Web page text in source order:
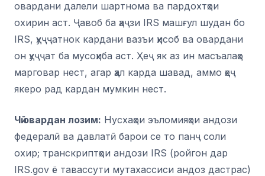
овардани далели шартнома ва пардохтҳои
охирин аст. Ҷавоб ба ҳаҷзи IRS машғул шудан бо
IRS, ҳуҷҷатнок кардани вазъи ҳисоб ва овардани
он ҳуҷҷат ба мусоҳиба аст. Ҳеҷ як аз ин масъалаҳо
марговар нест, агар ҳал карда шавад, аммо ҳеҷ
якеро рад кардан мумкин нест.
Чӣ овардан лозим: Нусхаҳои эъломияҳои андози
федералӣ ва давлатӣ барои се то панҷ соли
охир; транскриптҳои андози IRS (ройгон дар
IRS.gov ё тавассути мутахассиси андоз дастрас)